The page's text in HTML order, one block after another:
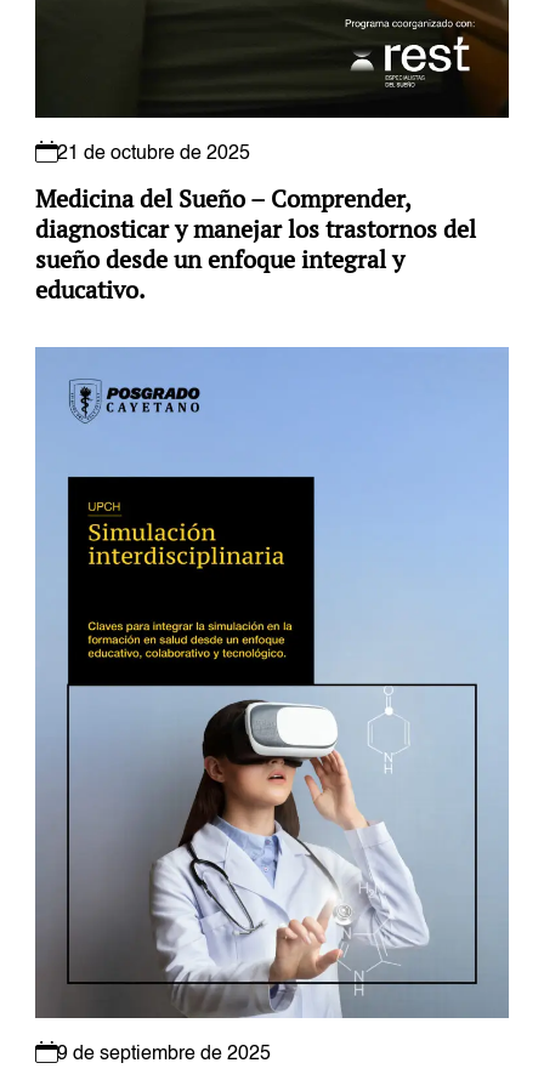
21 de octubre de 2025
Medicina del Sueño – Comprender,
diagnosticar y manejar los trastornos del
sueño desde un enfoque integral y
educativo.
9 de septiembre de 2025